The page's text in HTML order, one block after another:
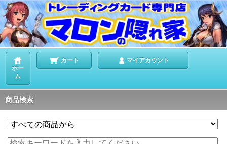
ホー
ム
カート マイアカウント
商品検索